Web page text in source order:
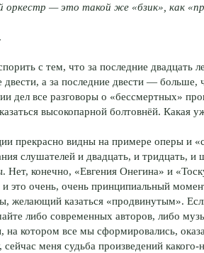
оркестр — это такой же «бзик», как
с тем, что за последние двадцать
двести, а за последние двести —
дел все разговоры о «бессмертных»
высокопарной болтовнёй. Какая
прекрасно видны на примере оперы и
слушателей и двадцать, и тридцать, и
Нет, конечно, «Евгения Онегина» и
и это очень, очень принципиальный
желающий казаться «продвинутым».
либо современных авторов, либо
на котором все мы сформировались,
сейчас меня судьба произведений какого-